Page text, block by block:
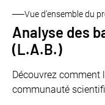
Vue d'ensemble du
Analyse des
(L.A.B.)
Découvrez comment
communauté